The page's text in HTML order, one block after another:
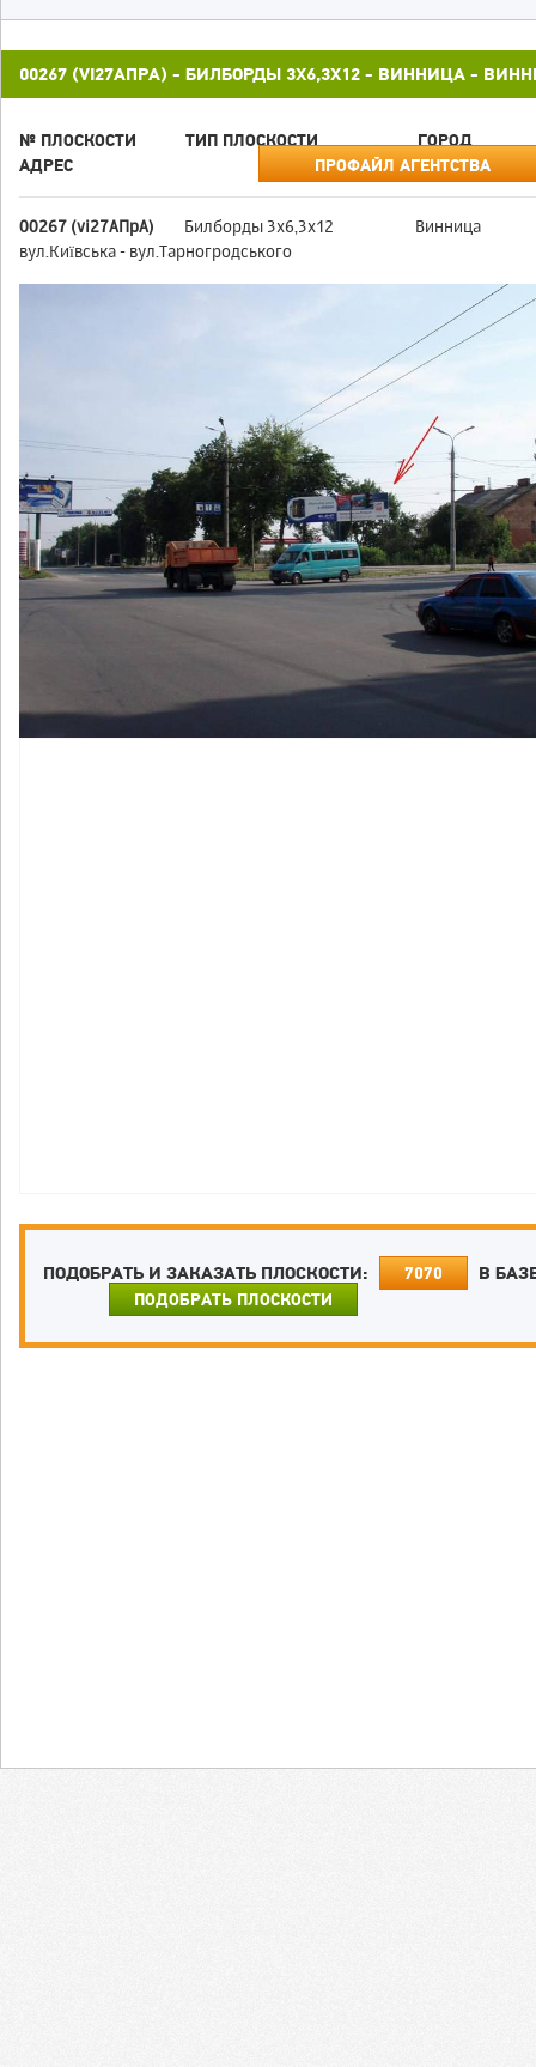
00267 (VI27АПРА) - БИЛБОРДЫ 3X6,3X12 - ВИННИЦА -
№ ПЛОСКОСТИ ТИП ПЛОСКОСТИ
ГОРОД
АДРЕС
ПРОФАЙЛ АГЕНТСТВА
00267 (vi27АПрА) Билборды 3x6,3x12
Винница
вул.Київська - вул.Тарногродського
ПОДОБРАТЬ И ЗАКАЗАТЬ ПЛОСКОСТИ: 7070 В
ПОДОБРАТЬ ПЛОСКОСТИ